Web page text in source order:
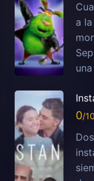
a
0